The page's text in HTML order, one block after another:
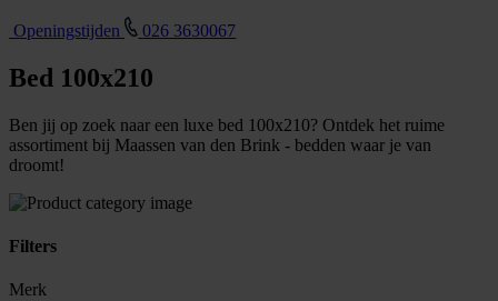
Openingstijden 026 3630067
Bed 100x210
Ben jij op zoek naar een luxe bed 100x210? Ontdek het ruime
assortiment bij Maassen van den Brink - bedden waar je van
droomt!
Filters
Merk